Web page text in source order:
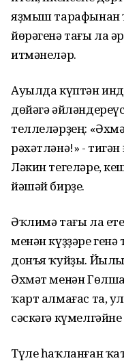
яҙмыш
йөрәгенә тағы ла
итмәнеләр.
Ауылда күптән
дөйәгә
теллеләрҙең:
рәхәтләнә!» -
Ләкин тегеләре,
йәшәй бирҙе.
Әҡлимә тағы ла
менән күҙҙәре
донъя ҡуйҙы.
Әхмәт менән
ҡарт алмағас та,
сәскәгә
Түле һаҡланған